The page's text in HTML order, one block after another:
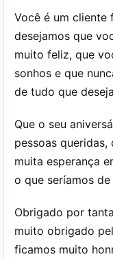
Você é um cliente
desejamos que
muito feliz, que
sonhos e que
de tudo que
Que o seu
pessoas
muita esperança
o que seríamos
Obrigado por
muito obrigado
ficamos muito